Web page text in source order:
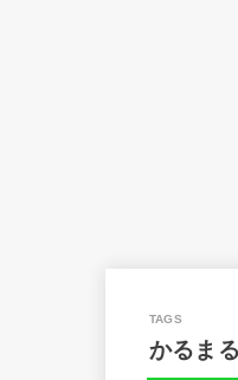
かるま